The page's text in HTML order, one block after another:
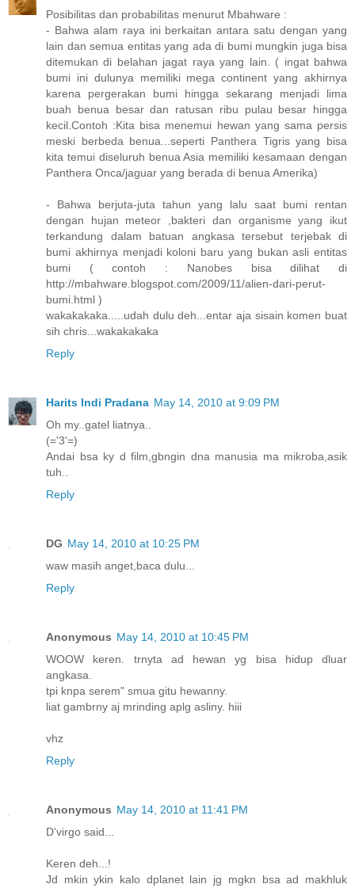
Posibilitas dan probabilitas menurut Mbahware :
- Bahwa alam raya ini berkaitan antara satu dengan yang
lain dan semua entitas yang ada di bumi mungkin juga bisa
ditemukan di belahan jagat raya yang lain. ( ingat bahwa
bumi ini dulunya memiliki mega continent yang akhirnya
karena pergerakan bumi hingga sekarang menjadi lima
buah benua besar dan ratusan ribu pulau besar hingga
kecil.Contoh :Kita bisa menemui hewan yang sama persis
meski berbeda benua...seperti Panthera Tigris yang bisa
kita temui diseluruh benua Asia memiliki kesamaan dengan
Panthera Onca/jaguar yang berada di benua Amerika)
- Bahwa berjuta-juta tahun yang lalu saat bumi rentan
dengan hujan meteor ,bakteri dan organisme yang ikut
terkandung dalam batuan angkasa tersebut terjebak di
bumi akhirnya menjadi koloni baru yang bukan asli entitas
bumi ( contoh : Nanobes bisa dilihat di
http://mbahware.blogspot.com/2009/11/alien-dari-perut-
bumi.html )
wakakakaka.....udah dulu deh...entar aja sisain komen buat
sih chris...wakakakaka
Reply
Harits Indi Pradana May 14, 2010 at 9:09 PM
Oh my..gatel liatnya..
(='3'=)
Andai bsa ky d film,gbngin dna manusia ma mikroba,asik
tuh..
Reply
DG May 14, 2010 at 10:25 PM
waw masih anget,baca dulu...
Reply
Anonymous May 14, 2010 at 10:45 PM
WOOW keren. trnyta ad hewan yg bisa hidup dluar
angkasa.
tpi knpa serem" smua gitu hewanny.
liat gambrny aj mrinding aplg asliny. hiii
vhz
Reply
Anonymous May 14, 2010 at 11:41 PM
D'virgo said...
Keren deh...!
Jd mkin ykin kalo dplanet lain jg mgkn bsa ad makhluk